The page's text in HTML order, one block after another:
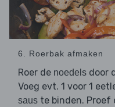
6. Roerbak afmaken
Roer de noedels door
Voeg evt. 1 voor 1
saus te binden. Proef